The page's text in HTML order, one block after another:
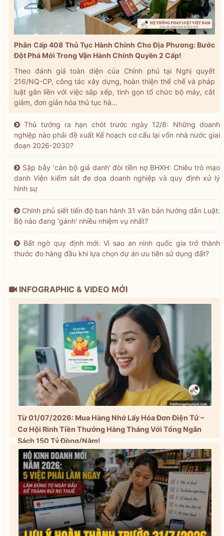
Phân Cấp 408 Thủ Tục Hành Chính Cho Địa Phương: Bước
Đột Phá Mới Trong Vận Hành Chính Quyền 2 Cấp!
Theo đánh giá toàn diện của Chính phủ tại Nghị quyết
216/NQ-CP, công tác xây dựng, hoàn thiện thể chế và pháp
luật gắn liền với việc sắp xếp, tinh gọn tổ chức bộ máy, cắt
giảm, đơn giản hóa thủ tục hà...
Thủ tướng ra hạn chót trước ngày 12/8: Những doanh
nghiệp nào phải đề xuất Kế hoạch cơ cấu lại vốn nhà nước giai
đoạn 2026-2030?
Sập bẫy 'cán bộ giả danh' đòi tiền nợ BHXH: Chiêu trò mạo
danh Viện kiểm sát đe dọa doanh nghiệp và quy định xử lý
hình sự
Chính phủ siết tiến độ ban hành 31 văn bản hướng dẫn Luật:
Bộ nào đang 'gánh' nhiều nhiệm vụ nhất?
Bất ngờ quy định mới: Vì sao an ninh quốc gia trở thành
thước đo hàng đầu khi lựa chọn dự án ưu tiên sử dụng đất?
INFOGRAPHIC & VIDEO MỚI
Từ 01/07/2026: Mua Hàng Nhớ Lấy Hóa Đơn Điện Tử –
Cơ Hội Rinh Tiền Thưởng Hàng Tháng Với Tổng Ngân
Sách 150 Tỷ Đồng/Năm!